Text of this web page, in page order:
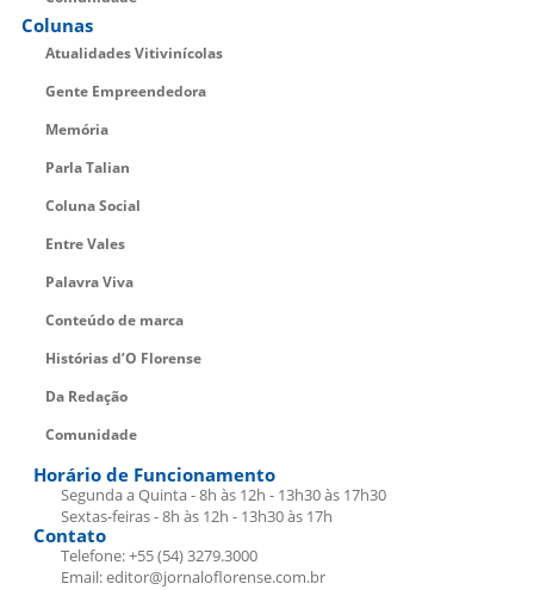
Colunas
Atualidades Vitivinícolas
Gente Empreendedora
Memória
Parla Talian
Coluna Social
Entre Vales
Palavra Viva
Conteúdo de marca
Histórias d’O Florense
Da Redação
Comunidade
Horário de Funcionamento
Segunda a Quinta - 8h às 12h - 13h30 às 17h30
Sextas-feiras - 8h às 12h - 13h30 às 17h
Contato
Telefone: +55 (54) 3279.3000
Email: editor@jornaloflorense.com.br